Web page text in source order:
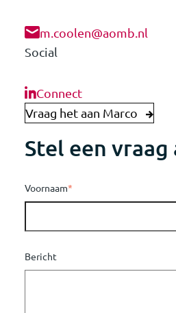
m.coolen@aomb.nl
Social
Connect
Vraag het aan Marco
Stel een vraag
Voornaam*
Bericht